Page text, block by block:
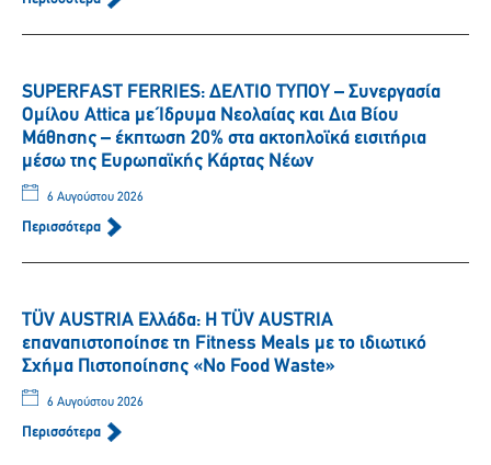
SUPERFAST FERRIES: ΔΕΛΤΙΟ ΤΥΠΟΥ – Συνεργασία
Ομίλου Attica με Ίδρυμα Νεολαίας και Δια Βίου
Μάθησης – έκπτωση 20% στα ακτοπλοϊκά εισιτήρια
μέσω της Ευρωπαϊκής Κάρτας Νέων
6 Αυγούστου 2026
Περισσότερα
TÜV AUSTRIA Ελλάδα: Η TÜV AUSTRIA
επαναπιστοποίησε τη Fitness Meals με το ιδιωτικό
Σχήμα Πιστοποίησης «No Food Waste»
6 Αυγούστου 2026
Περισσότερα